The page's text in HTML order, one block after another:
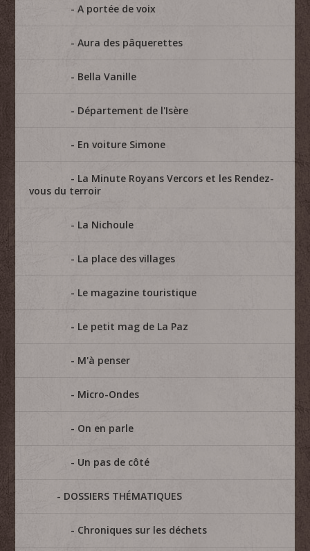
A portée de voix
Aura des pâquerettes
Bella Vanille
Département de l'Isère
En voiture Simone
La Minute Royans Vercors et les Rendez-
vous du terroir
La Nichoule
La place des villages
Le magazine touristique
Le petit mag de La Paz
M'à penser
Micro-Ondes
On en parle
Un pas de côté
DOSSIERS THÉMATIQUES
Chroniques sur les déchets